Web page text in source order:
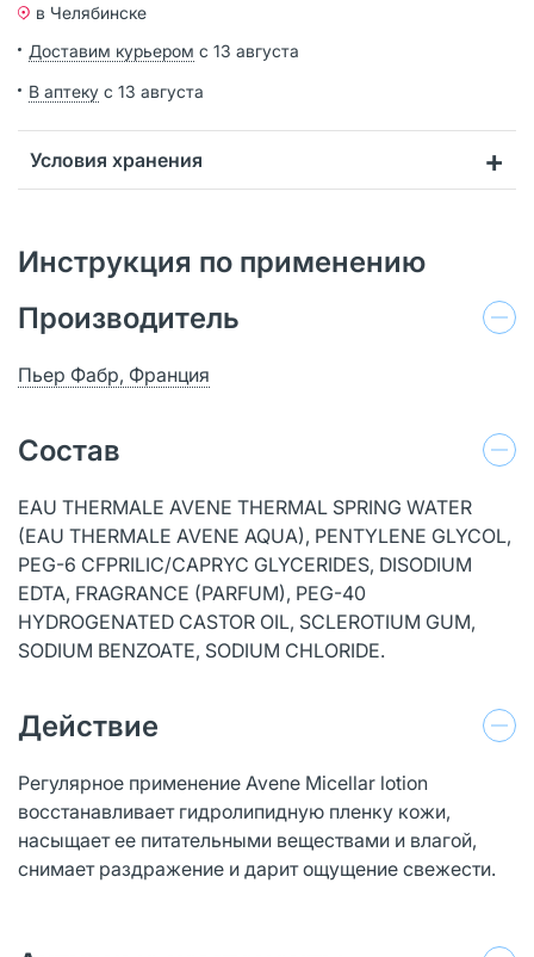
в Челябинске
Доставим курьером с 13 августа
В аптеку с 13 августа
Условия хранения
Инструкция по применению
Производитель
Пьер Фабр, Франция
Состав
EAU THERMALE AVENE THERMAL SPRING WATER
(EAU THERMALE AVENE AQUA), PENTYLENE GLYCOL,
PEG-6 CFPRILIC/CAPRYC GLYCERIDES, DISODIUM
EDTA, FRAGRANCE (PARFUM), PEG-40
HYDROGENATED CASTOR OIL, SCLEROTIUM GUM,
SODIUM BENZOATE, SODIUM CHLORIDE.
Действие
Регулярное применение Avene Micellar lotion
восстанавливает гидролипидную пленку кожи,
насыщает ее питательными веществами и влагой,
снимает раздражение и дарит ощущение свежести.